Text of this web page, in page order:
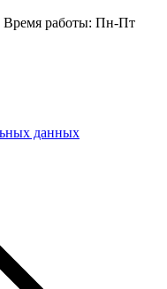
Время работы: Пн-Пт
данных